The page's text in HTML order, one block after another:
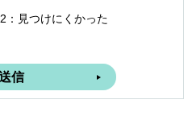
2：見つけにくかった